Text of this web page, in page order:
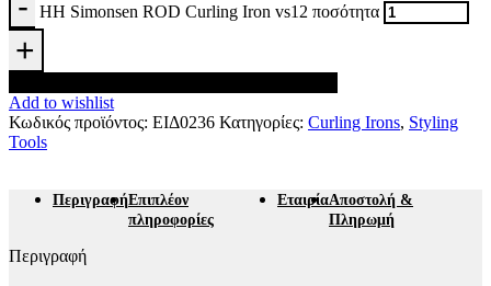
HH Simonsen ROD Curling Iron vs12 ποσότητα
Add to wishlist
Κωδικός προϊόντος: ΕΙΔ0236 Κατηγορίες: Curling Irons, Styling
Tools
ΠεριγραφήΕπιπλέον
πληροφορίες
ΕταιρίαΑποστολή &
Πληρωμή
Περιγραφή